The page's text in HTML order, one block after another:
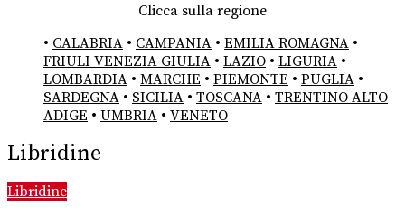
Clicca sulla regione
• CALABRIA • CAMPANIA • EMILIA ROMAGNA •
FRIULI VENEZIA GIULIA • LAZIO • LIGURIA •
LOMBARDIA • MARCHE • PIEMONTE • PUGLIA •
SARDEGNA • SICILIA • TOSCANA • TRENTINO ALTO
ADIGE • UMBRIA • VENETO
Libridine
Libridine